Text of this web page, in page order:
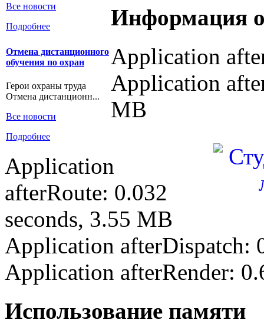
Все новости
Подробнее
Отмена дистанционного
обучения по охран
Герои охраны труда
Отмена дистанционн...
Все новости
Подробнее
Информация
Application
Application
MB
Application
afterRoute: 0.032
seconds, 3.55 MB
Application afterDispatch:
Application afterRender:
Использование памяти